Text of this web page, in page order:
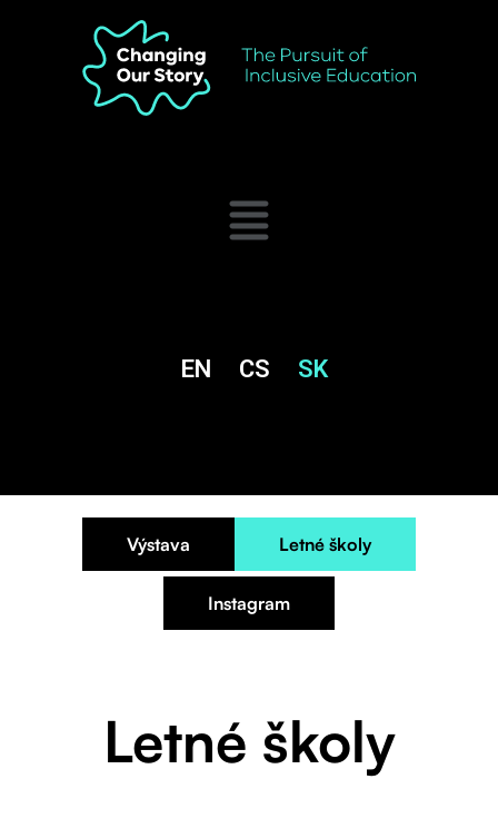
EN CS SK
Výstava Letné školy
Instagram
Letné školy